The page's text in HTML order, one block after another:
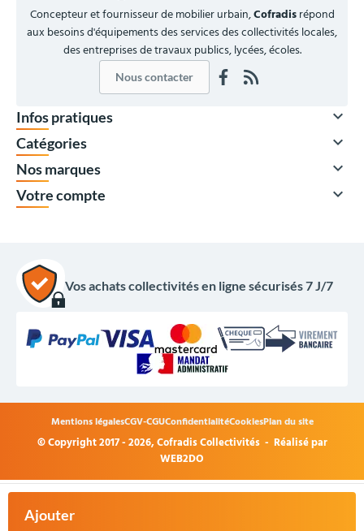
65,50 €
78,60 €TTC
Ajouter
Concepteur et fournisseur de mobilier urbain,Cofradisrépond
aux besoins d'équipements des services des collectivités locales,
des entreprises de travaux publics, lycées, écoles.
Nous contacter
Infos pratiques 
Catégories 
Nos marques 
Votre compte 
Vos achats collectivités en ligne sécurisés 7 J/7
© Copyright 2017 - 2026,Cofradis Collectivités - Réalisé par
WEB2DO
Mentions légalesCGV-CGUConfidentialitéCookiesPlan du site